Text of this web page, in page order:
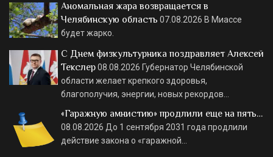
Аномальная жара возвращается в
Челябинскую область 07.08.2026 В Миассе
будет жарко.
С Днем физкультурника поздравляет Алексей
Текслер08.08.2026 Губернатор Челябинской
области желает крепкого здоровья,
благополучия, энергии, новых рекордов…
«Гаражную амнистию» продлили еще на пять…
08.08.2026 До 1 сентября 2031 года продлили
действие закона о «гаражной…